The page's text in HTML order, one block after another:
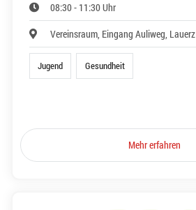
08:30 - 11:30 Uhr
Vereinsraum, Eingang Auliweg, Lauerz
Jugend Gesundheit
Mehr erfahren